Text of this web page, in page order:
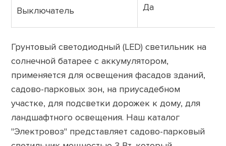
Выключатель Да
Грунтовый светодиодный (LED) светильник на
солнечной батарее с аккумулятором,
применяется для освещения фасадов зданий,
садово-парковых зон, на приусадебном
участке, для подсветки дорожек к дому, для
ландшафтного освещения. Наш каталог
"Электровоз" представляет садово-парковый